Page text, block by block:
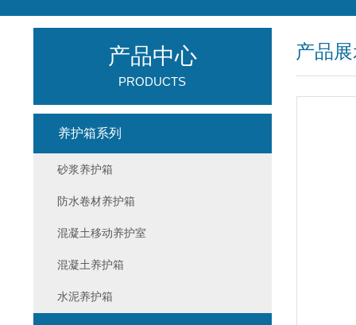
产品
产品中心
PRODUCTS
养护箱系列
砂浆养护箱
防水卷材养护箱
混凝土移动养护室
混凝土养护箱
水泥养护箱